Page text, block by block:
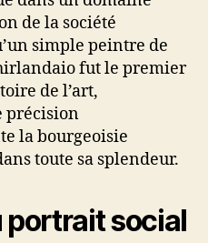
de la société
simple peintre de
fut le premier
de l’art,
précision
la bourgeoisie
toute sa splendeur.
portrait social